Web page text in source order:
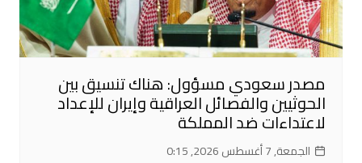
مصدر سعودي مسؤول: هناك تنسيق بين
الحوثيين والفصائل العراقية وإيران للإعداد
لاعتداءات ضد المملكة
الجمعة, 7 أغسطس 2026, 0:15